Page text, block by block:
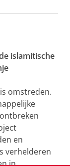
islamitische
omstreden.
en
verhelderen
in